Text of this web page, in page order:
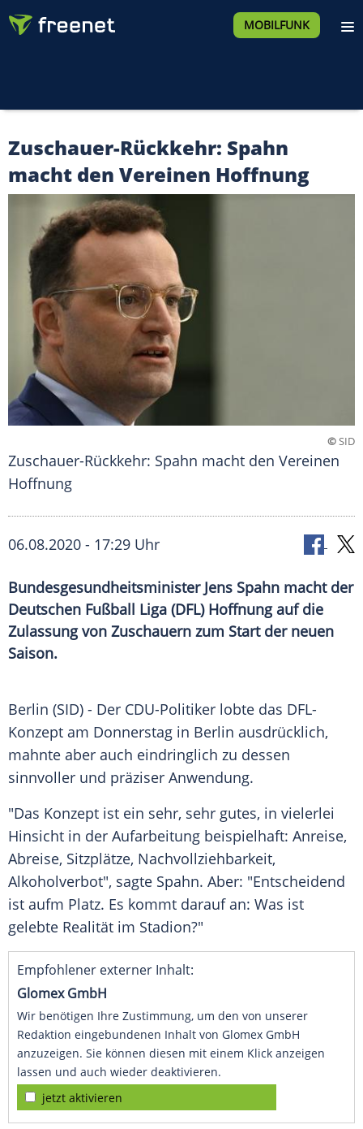
MOBILFUNK
Zuschauer-Rückkehr: Spahn
macht den Vereinen Hoffnung
©SID
Zuschauer-Rückkehr: Spahn macht den Vereinen
Hoffnung
06.08.2020 - 17:29 Uhr
Bundesgesundheitsminister Jens Spahn macht der
Deutschen Fußball Liga (DFL) Hoffnung auf die
Zulassung von Zuschauern zum Start der neuen
Saison.
Berlin (SID) - Der CDU-Politiker lobte das DFL-
Konzept am Donnerstag in Berlin ausdrücklich,
mahnte aber auch eindringlich zu dessen
sinnvoller und präziser Anwendung.
"Das Konzept ist ein sehr, sehr gutes, in vielerlei
Hinsicht in der Aufarbeitung beispielhaft: Anreise,
Abreise, Sitzplätze, Nachvollziehbarkeit,
Alkoholverbot", sagte Spahn. Aber: "Entscheidend
ist aufm Platz. Es kommt darauf an: Was ist
gelebte Realität im Stadion?"
Empfohlener externer Inhalt:
Glomex GmbH
Wir benötigen Ihre Zustimmung, um den von unserer
Redaktion eingebundenen Inhalt von Glomex GmbH
anzuzeigen. Sie können diesen mit einem Klick anzeigen
lassen und auch wieder deaktivieren.
jetzt aktivieren